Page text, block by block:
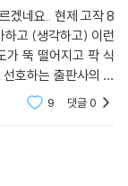
겠네요.. 현제 고작 8
고 (생각하고) 이런
가 뚝 떨어지고 팍 식
호하는 출판사의 조
아니고.. (장르 소설
9 댓글0